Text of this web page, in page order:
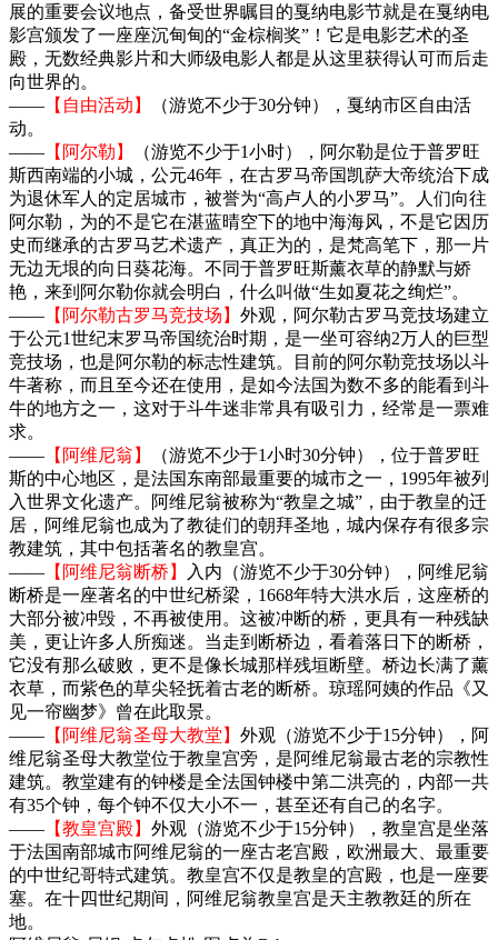
展的重要会议地点，备受世界瞩目的戛纳电影节就是在戛纳电
影宫颁发了一座座沉甸甸的“金棕榈奖”！它是电影艺术的圣
殿，无数经典影片和大师级电影人都是从这里获得认可而后走
向世界的。
—— 【自由活动】
（游览不少于30分钟），戛纳市区自由活
动。
—— 【阿尔勒】
（游览不少于1小时），阿尔勒是位于普罗旺
斯西南端的小城，公元46年，在古罗马帝国凯萨大帝统治下成
为退休军人的定居城市，被誉为“高卢人的小罗马”。人们向往
阿尔勒，为的不是它在湛蓝晴空下的地中海海风，不是它因历
史而继承的古罗马艺术遗产，真正为的，是梵高笔下，那一片
无边无垠的向日葵花海。不同于普罗旺斯薰衣草的静默与娇
艳，来到阿尔勒你就会明白，什么叫做“生如夏花之绚烂”。
—— 【阿尔勒古罗马竞技场】 外观，阿尔勒古罗马竞技场建立
于公元1世纪末罗马帝国统治时期，是一坐可容纳2万人的巨型
竞技场，也是阿尔勒的标志性建筑。目前的阿尔勒竞技场以斗
牛著称，而且至今还在使用，是如今法国为数不多的能看到斗
牛的地方之一，这对于斗牛迷非常具有吸引力，经常是一票难
求。
—— 【阿维尼翁】
（游览不少于1小时30分钟），位于普罗旺
斯的中心地区，是法国东南部最重要的城市之一，1995年被列
入世界文化遗产。阿维尼翁被称为“教皇之城”，由于教皇的迁
居，阿维尼翁也成为了教徒们的朝拜圣地，城内保存有很多宗
教建筑，其中包括著名的教皇宫。
—— 【阿维尼翁断桥】
入内（游览不少于30分钟），阿维尼翁
断桥是一座著名的中世纪桥梁，1668年特大洪水后，这座桥的
大部分被冲毁，不再被使用。这被冲断的桥，更具有一种残缺
美，更让许多人所痴迷。当走到断桥边，看着落日下的断桥，
它没有那么破败，更不是像长城那样残垣断壁。桥边长满了薰
衣草，而紫色的草尖轻抚着古老的断桥。琼瑶阿姨的作品《又
见一帘幽梦》曾在此取景。
—— 【阿维尼翁圣母大教堂】 外观（游览不少于15分钟），阿
维尼翁圣母大教堂位于教皇宫旁，是阿维尼翁最古老的宗教性
建筑。教堂建有的钟楼是全法国钟楼中第二洪亮的，内部一共
有35个钟，每个钟不仅大小不一，甚至还有自己的名字。
—— 【教皇宫殿】 外观（游览不少于15分钟），教皇宫是坐落
于法国南部城市阿维尼翁的一座古老宫殿，欧洲最大、最重要
的中世纪哥特式建筑。教皇宫不仅是教皇的宫殿，也是一座要
塞。在十四世纪期间，阿维尼翁教皇宫是天主教教廷的所在
地。